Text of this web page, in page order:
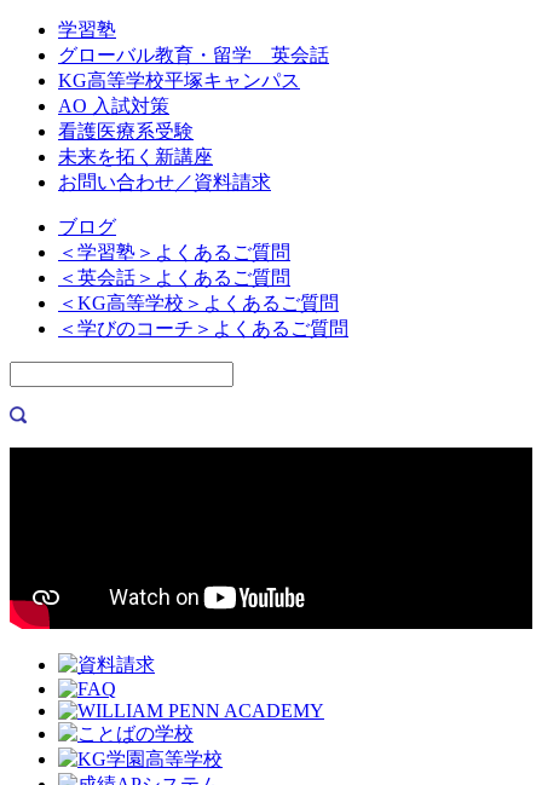
学習塾
グローバル教育・留学 英会話
KG高等学校平塚キャンパス
AO 入試対策
看護医療系受験
未来を拓く新講座
お問い合わせ／資料請求
ブログ
＜学習塾＞よくあるご質問
＜英会話＞よくあるご質問
＜KG高等学校＞よくあるご質問
＜学びのコーチ＞よくあるご質問